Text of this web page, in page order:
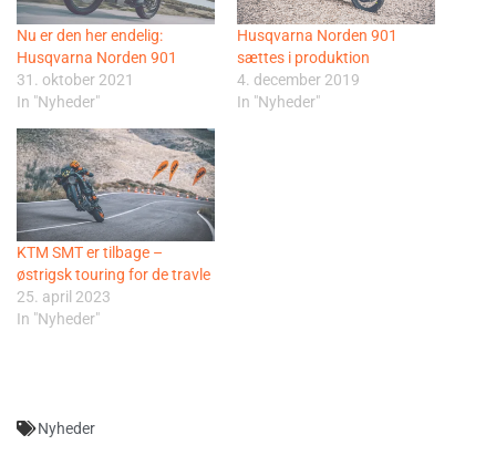
Nu er den her endelig:
Husqvarna Norden 901
31. oktober 2021
In "Nyheder"
Husqvarna Norden 901
sættes i produktion
4. december 2019
In "Nyheder"
KTM SMT er tilbage –
østrigsk touring for de travle
25. april 2023
In "Nyheder"
Nyheder